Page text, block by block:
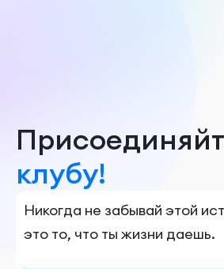
клубу!
Никогда не забывай этой
это то, что ты жизни даешь.